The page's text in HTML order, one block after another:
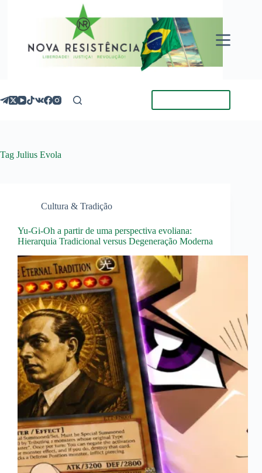
Tag Julius Evola
Cultura & Tradição
Yu-Gi-Oh a partir de uma perspectiva evoliana:
Hierarquia Tradicional versus Degeneração Moderna